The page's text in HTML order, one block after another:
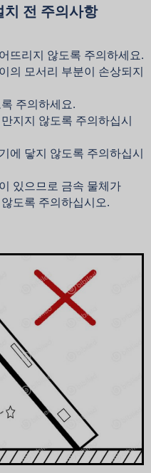
치 전 주의사항
뜨리지 않도록 주의하세요.
의 모서리 부분이 손상되지
주의하세요.
지지 않도록 주의하십시
에 닿지 않도록 주의하십시
있으므로 금속 물체가
도록 주의하십시오.